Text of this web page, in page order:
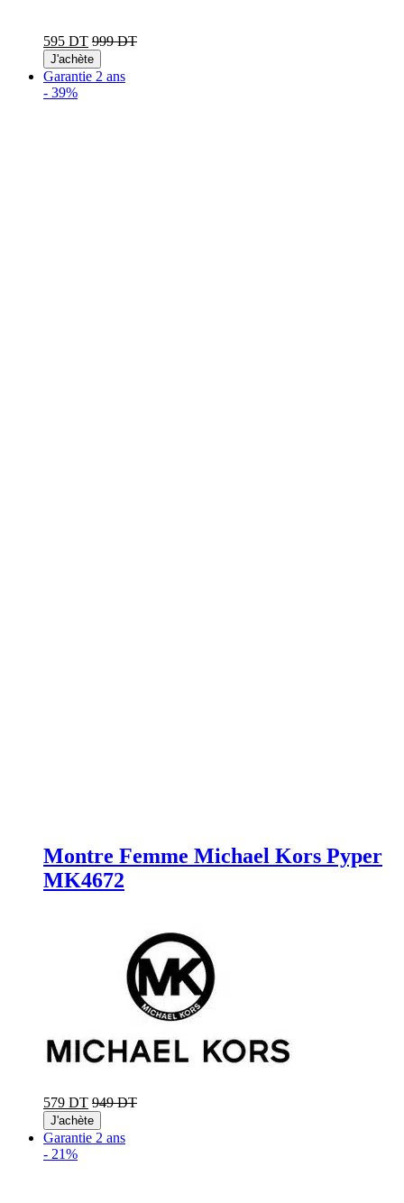
595 DT 999 DT
J'achète
Garantie 2 ans
- 39%
Montre Femme Michael Kors Pyper
MK4672
579 DT 949 DT
J'achète
Garantie 2 ans
- 21%